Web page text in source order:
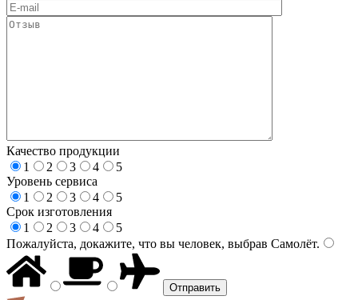
Качество продукции
1
2 3 4
5
Уровень сервиса
1
2 3 4
5
Срок изготовления
1
2 3 4
5
Пожалуйста, докажите, что вы человек, выбрав Самолёт.